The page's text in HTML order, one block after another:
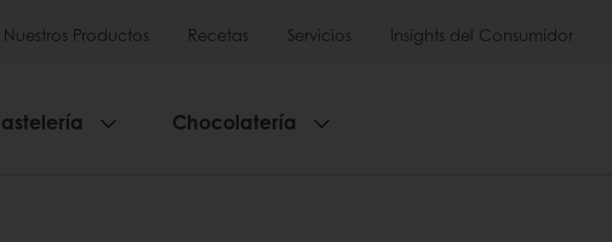
Nuestros Productos Recetas Servicios Insights del Consumidor
Chocolatería